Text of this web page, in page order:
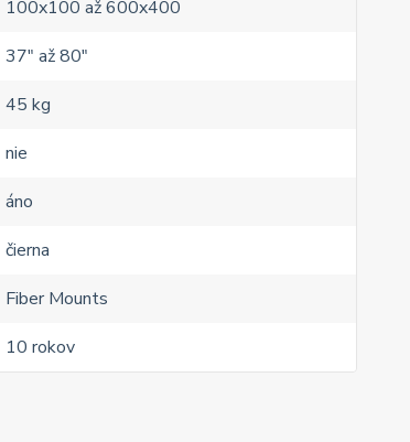
100x100 až 600x400
37" až 80"
45 kg
nie
áno
čierna
Fiber Mounts
10 rokov